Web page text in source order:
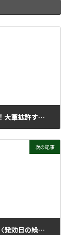
「新たな戦前にするな！スパイ防止法反対！大軍拡許すな！10・19国会議員会館前行動」
次の記事
資料「最低賃金改定、全国で決定 不当な〈発効日の繰り下げ〉に抗議へ」